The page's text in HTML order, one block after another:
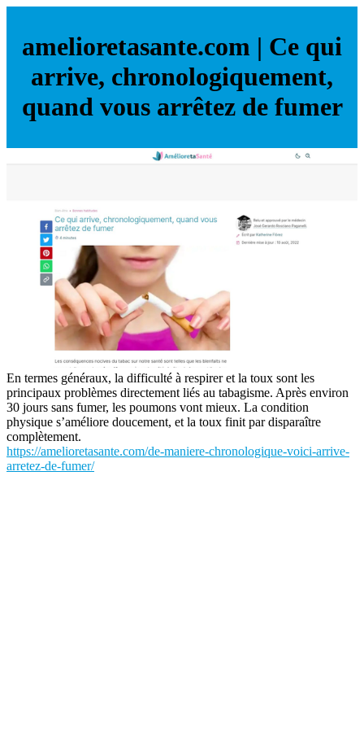
amelioretasante.com | Ce qui
arrive, chronologiquement,
quand vous arrêtez de fumer
En termes généraux, la difficulté à respirer et la toux sont les
principaux problèmes directement liés au tabagisme. Après environ
30 jours sans fumer, les poumons vont mieux. La condition
physique s’améliore doucement, et la toux finit par disparaître
complètement.
https://amelioretasante.com/de-maniere-chronologique-voici-arrive-
arretez-de-fumer/